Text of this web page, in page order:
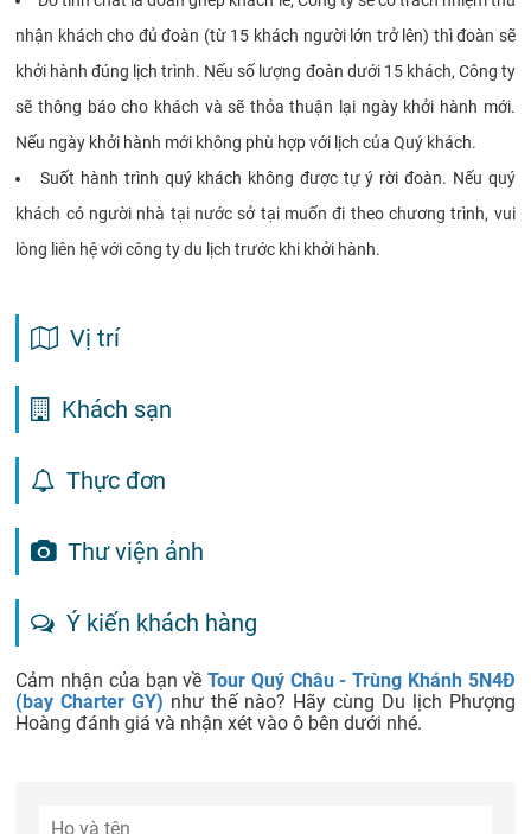
nhận khách cho đủ đoàn (từ 15 khách người lớn trở lên) thì đoàn sẽ
khởi hành đúng lịch trình. Nếu số lượng đoàn dưới 15 khách, Công ty
sẽ thông báo cho khách và sẽ thỏa thuận lại ngày khởi hành mới.
Nếu ngày khởi hành mới không phù hợp với lịch của Quý khách.
Suốt hành trình quý khách không được tự ý rời đoàn. Nếu quý
khách có người nhà tại nước sở tại muốn đi theo chương trình, vui
lòng liên hệ với công ty du lịch trước khi khởi hành.
Vị trí
Khách sạn
Thực đơn
Thư viện ảnh
Ý kiến khách hàng
Cảm nhận của bạn vềTour Quý Châu - Trùng Khánh 5N4Đ
(bay Charter GY) như thế nào? Hãy cùng Du lịch Phượng
Hoàng đánh giá và nhận xét vào ô bên dưới nhé.